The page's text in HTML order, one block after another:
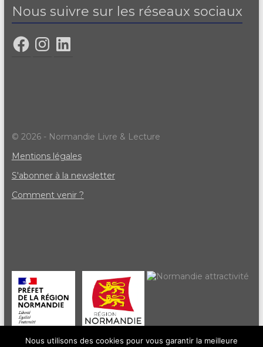
Nous suivre sur les réseaux sociaux
© 2026 - Normandie Livre & Lecture
Mentions légales
S'abonner à la newsletter
Comment venir ?
Nous utilisons des cookies pour vous garantir la meilleure